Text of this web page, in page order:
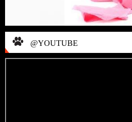
@YOUTUBE